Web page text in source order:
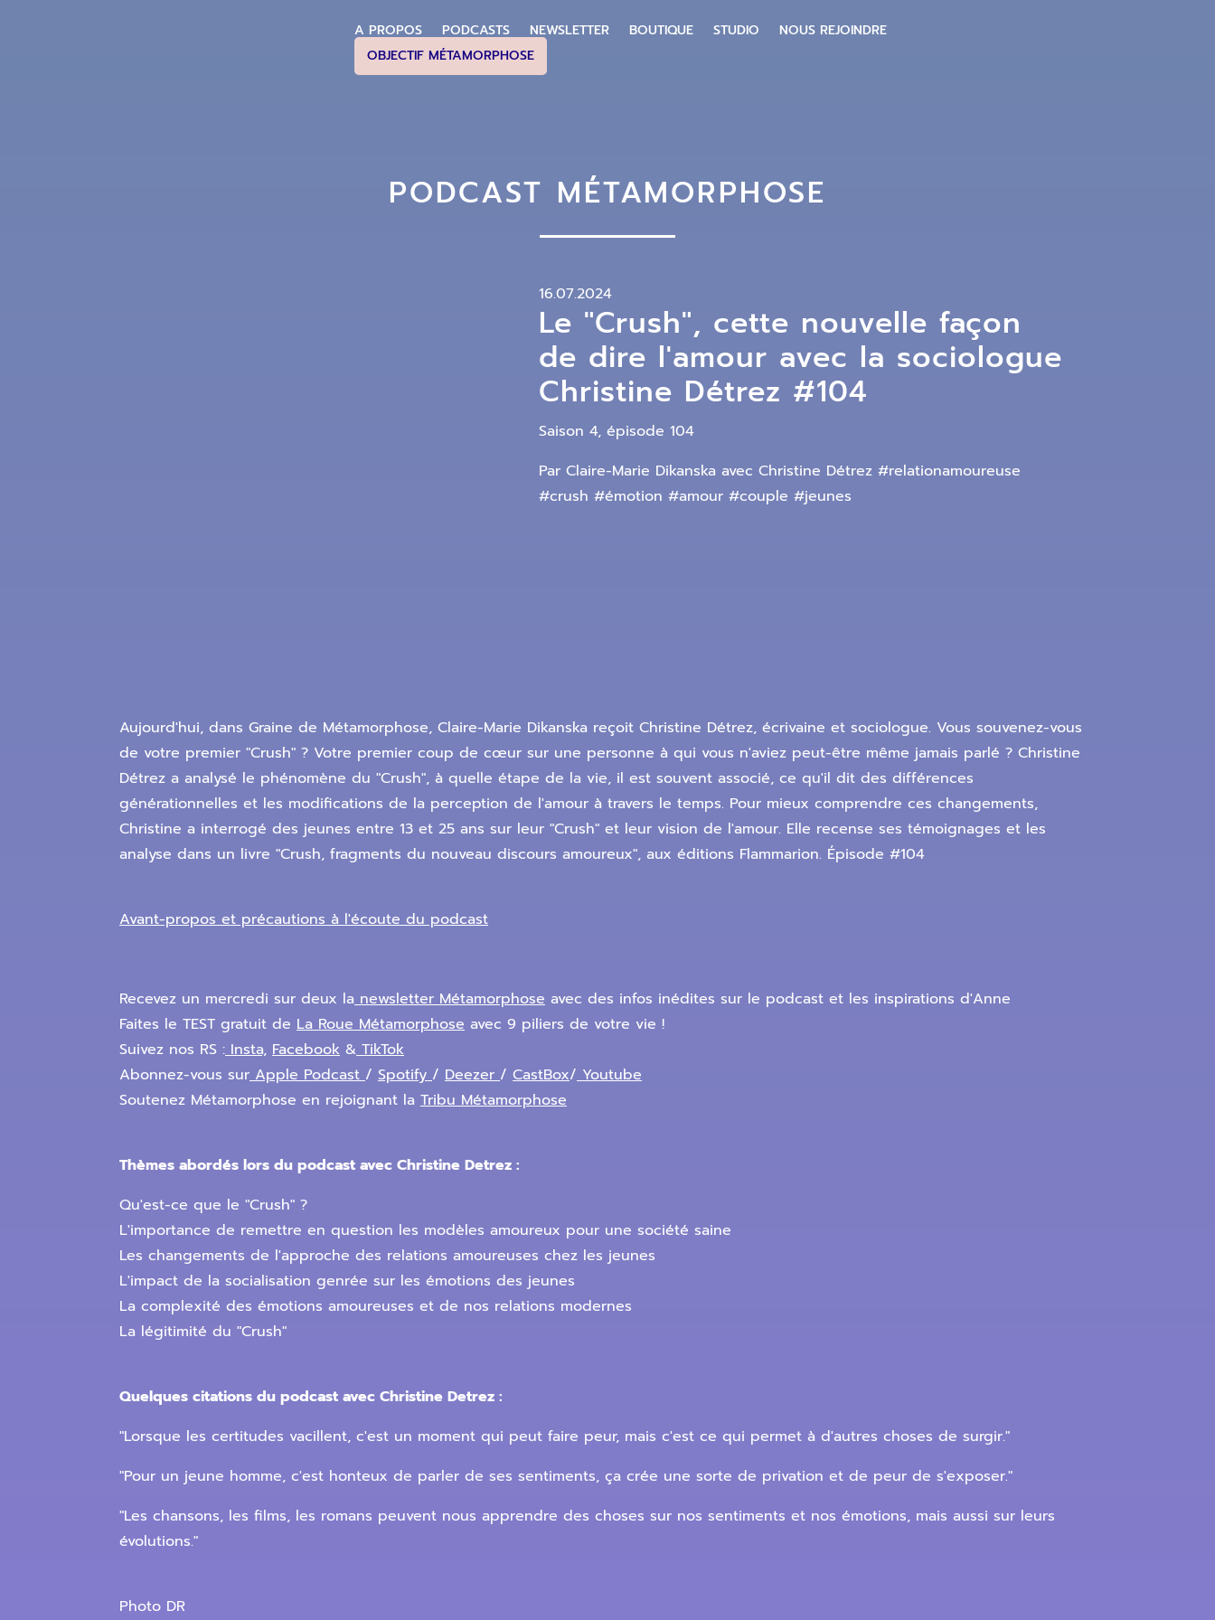
A PROPOS PODCASTS NEWSLETTER BOUTIQUE STUDIO
NOUS REJOINDRE
OBJECTIF MÉTAMORPHOSE
PODCAST MÉTAMORPHOSE
16.07.2024
Le "Crush", cette nouvelle façon
de dire l'amour avec la sociologue
Christine Détrez #104
Saison 4, épisode 104
Par Claire-Marie Dikanska avec Christine Détrez #relationamoureuse
#crush #émotion #amour #couple #jeunes
Aujourd'hui, dans Graine de Métamorphose, Claire-Marie Dikanska reçoit Christine Détrez, écrivaine et sociologue. Vous souvenez-vous
de votre premier "Crush" ? Votre premier coup de cœur sur une personne à qui vous n'aviez peut-être même jamais parlé ? Christine
Détrez a analysé le phénomène du "Crush", à quelle étape de la vie, il est souvent associé, ce qu'il dit des différences
générationnelles et les modifications de la perception de l'amour à travers le temps. Pour mieux comprendre ces changements,
Christine a interrogé des jeunes entre 13 et 25 ans sur leur "Crush" et leur vision de l'amour. Elle recense ses témoignages et les
analyse dans un livre "Crush, fragments du nouveau discours amoureux", aux éditions Flammarion. Épisode #104
Avant-propos et précautions à l'écoute du podcast
Recevez un mercredi sur deux la newsletter Métamorphose avec des infos inédites sur le podcast et les inspirations d'Anne
Faites le TEST gratuit de La Roue Métamorphose avec 9 piliers de votre vie !
Suivez nos RS :Insta, Facebook &TikTok
Abonnez-vous surApple Podcast/ Spotify/ Deezer/ CastBox/Youtube
Soutenez Métamorphose en rejoignant la Tribu Métamorphose
Thèmes abordés lors du podcast avec Christine Detrez :
Qu'est-ce que le "Crush" ?
L'importance de remettre en question les modèles amoureux pour une société saine
Les changements de l'approche des relations amoureuses chez les jeunes
L'impact de la socialisation genrée sur les émotions des jeunes
La complexité des émotions amoureuses et de nos relations modernes
La légitimité du "Crush"
Quelques citations du podcast avec Christine Detrez :
"Lorsque les certitudes vacillent, c'est un moment qui peut faire peur, mais c'est ce qui permet à d'autres choses de surgir."
"Pour un jeune homme, c'est honteux de parler de ses sentiments, ça crée une sorte de privation et de peur de s'exposer."
"Les chansons, les films, les romans peuvent nous apprendre des choses sur nos sentiments et nos émotions, mais aussi sur leurs
évolutions."
Photo DR